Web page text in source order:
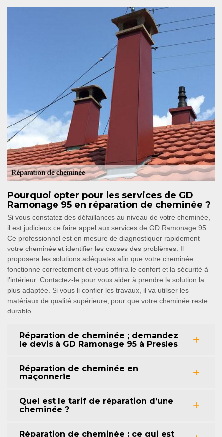
Pourquoi opter pour les services de GD
Ramonage 95 en réparation de cheminée ?
Si vous constatez des défaillances au niveau de votre cheminée,
il est judicieux de faire appel aux services de GD Ramonage 95.
Ce professionnel est en mesure de diagnostiquer rapidement
votre cheminée et identifier les causes des problèmes. Il
proposera les solutions adéquates afin que votre cheminée
fonctionne correctement et vous offrira le confort et la sécurité à
l’intérieur. Contactez-le pour vous aider à prendre la solution la
plus adaptée. Si vous li confier les travaux, il va utiliser les
matériaux de qualité supérieure, pour que votre cheminée reste
durable..
Réparation de cheminée ; demandez
le devis à GD Ramonage 95 à Presles
Réparation de cheminée en
maçonnerie
Quel est le tarif de réparation d’une
cheminée ?
Réparation de cheminée : ce qui est